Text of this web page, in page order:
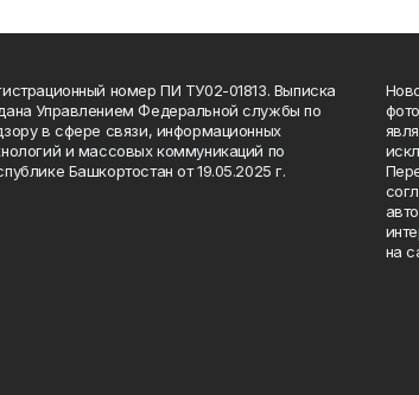
номер ПИ ТУ02-01813. Выписка
Управлением Федеральной службы по
в сфере связи, информационных
и массовых коммуникаций по
Башкортостан от 19.05.2025 г.
на